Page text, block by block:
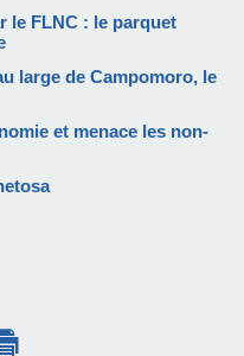
le FLNC : le parquet
large de Campomoro, le
et menace les non-